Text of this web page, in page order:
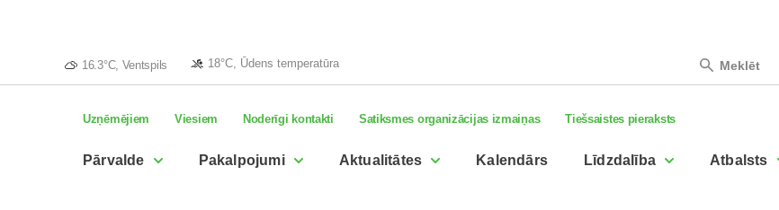
16.3°C, Ventspils 18°C, Ūdens temperatūra Meklēt
Uzņēmējiem Viesiem Noderīgi kontakti Satiksmes organizācijas izmaiņas Tiešsaistes pieraksts
Pārvalde Pakalpojumi Aktualitātes Kalendārs Līdzdalība Atbalsts